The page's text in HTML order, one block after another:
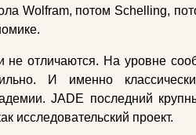
Wolfram, потом Schelling,
не отличаются. На уровне
И именно
JADE последний
исследовательский проект.